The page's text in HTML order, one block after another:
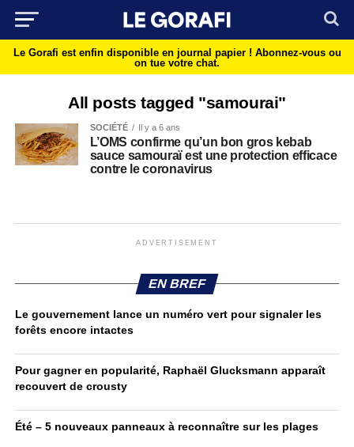
Le Gorafi est enfin disponible en journal papier ! Abonnez-vous ou
on tue votre chat.
All posts tagged "samourai"
SOCIÉTÉ Il y a 6 ans
L’OMS confirme qu’un bon gros kebab
sauce samouraï est une protection efficace
contre le coronavirus
ADVERTISEMENT
EN BREF
Le gouvernement lance un numéro vert pour signaler les
forêts encore intactes
Pour gagner en popularité, Raphaël Glucksmann apparaît
recouvert de crousty
Été – 5 nouveaux panneaux à reconnaître sur les plages